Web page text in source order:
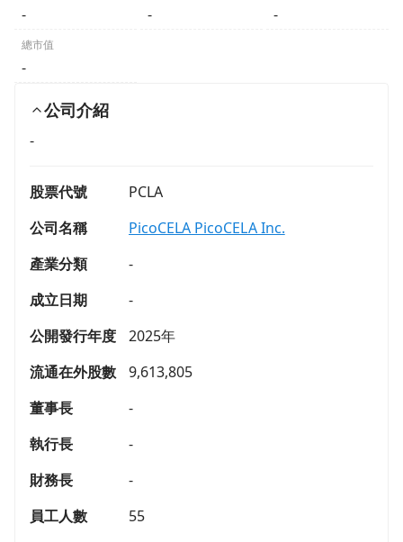
- - -
總市值
-
公司介紹
-
股票代號
PCLA
公司名稱
PicoCELA PicoCELA Inc.
產業分類
-
成立日期
-
公開發行年度
2025年
流通在外股數
9,613,805
董事長
-
執行長
-
財務長
-
員工人數
55